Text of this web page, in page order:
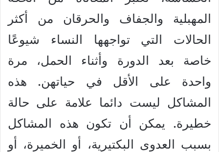
المهبلية والجفاف والحرقان من أكثر
الحالات التي تواجهها النساء شيوعًا
خاصة بعد الدورة وأثناء الحمل، مرة
واحدة على الأقل في حياتهن. هذه
المشاكل ليست دائما علامة على حالة
خطيرة. يمكن أن تكون هذه المشاكل
بسبب العدوى البكتيرية، أو الخميرة، أو